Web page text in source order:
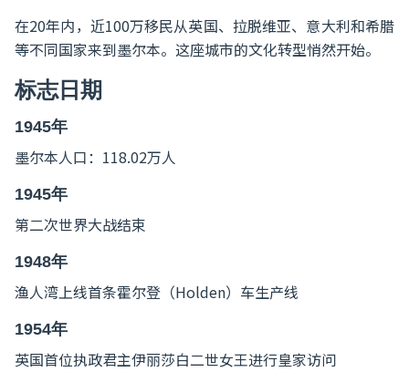
在20年内，近100万移民从英国、拉脱维亚、意大利和希腊
等不同国家来到墨尔本。这座城市的文化转型悄然开始。
标志日期
1945年
墨尔本人口：118.02万人
1945年
第二次世界大战结束
1948年
渔人湾上线首条霍尔登（Holden）车生产线
1954年
英国首位执政君主伊丽莎白二世女王进行皇家访问